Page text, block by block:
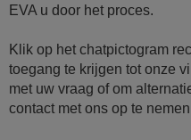
EVA u door het proces.
Klik op het chatpictogram
toegang te krijgen tot onze
met uw vraag of om
contact met ons op te